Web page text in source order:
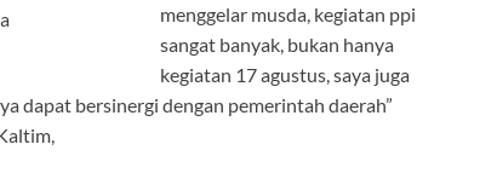
menggelar musda, kegiatan ppi
sangat banyak, bukan hanya
kegiatan 17 agustus, saya juga
dapat bersinergi dengan pemerintah daerah”